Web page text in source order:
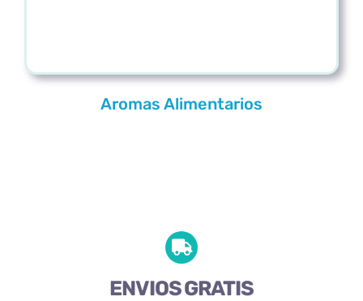
Aromas Alimentarios
ENVIOS GRATIS